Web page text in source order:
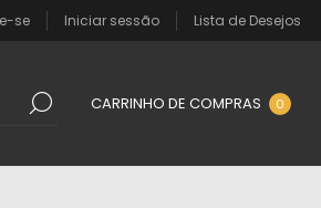
se Iniciar sessão Lista de Desejos
CARRINHO DE COMPRAS 0